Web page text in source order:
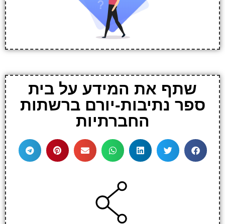
שתף את המידע על בית
ספר נתיבות-יורם ברשתות
החברתיות